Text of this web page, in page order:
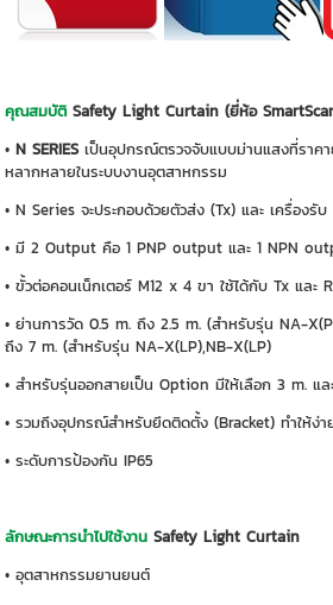
คุณสมบัติSafety Light Curtain (ยี่ห้อ
•N SERIESเป็นอุปกรณ์ตรวจจับแบบม่านแสงที่ราคา
หลากหลายในระบบงานอุตสาหกรรม
• N Series จะประกอบด้วยตัวส่ง (Tx) และ เครื่องรับ
• มี 2 Output คือ 1 PNP output และ 1 NPN
• ขั้วต่อคอนเน็กเตอร์ M12 x 4 ขา ใช้ได้กับ Tx และ
• ย่านการวัด 0.5 m. ถึง 2.5 m. (สำหรับรุ่น NA-
ถึง 7 m. (สำหรับรุ่น NA-X(LP),NB-X(LP)
• สำหรับรุ่นออกสายเป็น Option มีให้เลือก 3 m. แล
• รวมถึงอุปกรณ์สำหรับยึดติดตั้ง (Bracket) ทำให้ง่า
• ระดับการป้องกัน IP65
ลักษณะการนำไปใช้งานSafety Light Curtain
• อุตสาหกรรมยานยนต์